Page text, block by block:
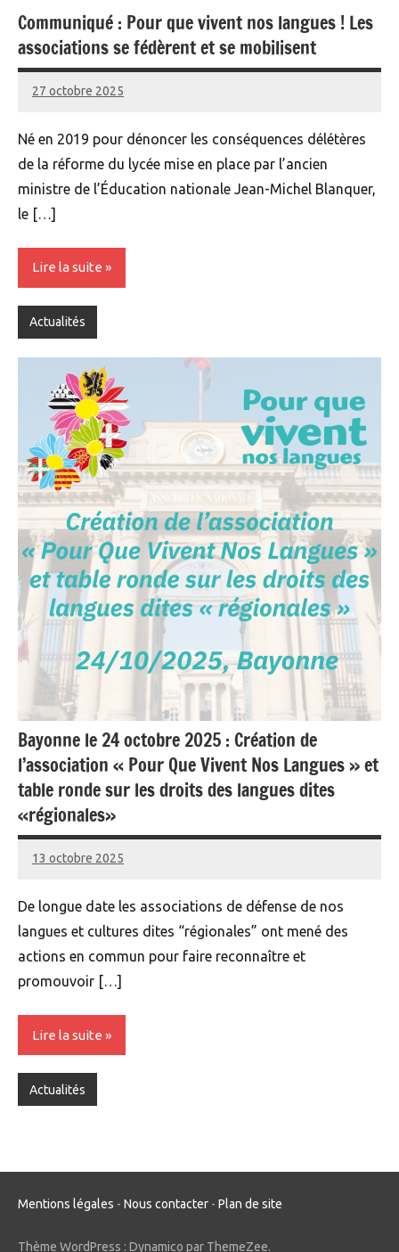
Communiqué : Pour que vivent nos langues ! Les
associations se fédèrent et se mobilisent
27 octobre 2025
Renan
Né en 2019 pour dénoncer les conséquences délétères
de la réforme du lycée mise en place par l’ancien
ministre de l’Éducation nationale Jean-Michel Blanquer,
le […]
Lire la suite
Actualités
Bayonne le 24 octobre 2025 : Création de
l’association « Pour Que Vivent Nos Langues » et
table ronde sur les droits des langues dites
«régionales»
13 octobre 2025
Renan
De longue date les associations de défense de nos
langues et cultures dites “régionales” ont mené des
actions en commun pour faire reconnaître et
promouvoir […]
Lire la suite
Actualités
Mentions légales - Nous contacter - Plan de site
Thème WordPress : Dynamico par ThemeZee.